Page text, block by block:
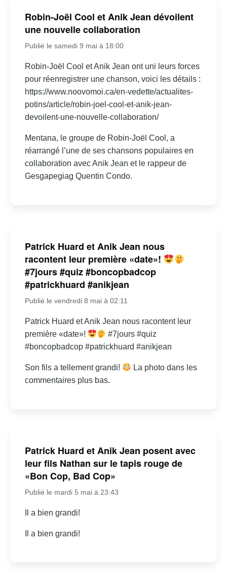
Robin-Joël Cool et Anik Jean dévoilent
une nouvelle collaboration
Publié le samedi 9 mai à 18:00
Robin-Joël Cool et Anik Jean ont uni leurs forces
pour réenregistrer une chanson, voici les détails :
https://www.noovomoi.ca/en-vedette/actualites-
potins/article/robin-joel-cool-et-anik-jean-
devoilent-une-nouvelle-collaboration/
Mentana, le groupe de Robin-Joël Cool, a
réarrangé l’une de ses chansons populaires en
collaboration avec Anik Jean et le rappeur de
Gesgapegiag Quentin Condo.
Patrick Huard et Anik Jean nous
racontent leur première «date»!
#7jours #quiz #boncopbadcop
#patrickhuard #anikjean
Publié le vendredi 8 mai à 02:11
Patrick Huard et Anik Jean nous racontent leur
première «date»!
#7jours #quiz
#boncopbadcop #patrickhuard #anikjean
Son fils a tellement grandi!
La photo dans les
commentaires plus bas.
Patrick Huard et Anik Jean posent avec
leur fils Nathan sur le tapis rouge de
«Bon Cop, Bad Cop»
Publié le mardi 5 mai à 23:43
Il a bien grandi!
Il a bien grandi!